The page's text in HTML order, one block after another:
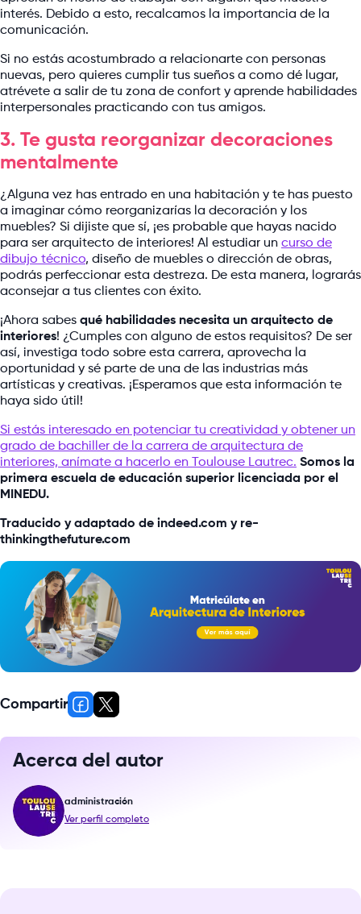
interés. Debido a esto, recalcamos la importancia de la
comunicación.
Si no estás acostumbrado a relacionarte con personas
nuevas, pero quieres cumplir tus sueños a como dé lugar,
atrévete a salir de tu zona de confort y aprende habilidades
interpersonales practicando con tus amigos.
3. Te gusta reorganizar decoraciones
mentalmente
¿Alguna vez has entrado en una habitación y te has puesto
a imaginar cómo reorganizarías la decoración y los
muebles? Si dijiste que sí, ¡es probable que hayas nacido
para ser arquitecto de interiores! Al estudiar un curso de
dibujo técnico, diseño de muebles o dirección de obras,
podrás perfeccionar esta destreza. De esta manera, lograrás
aconsejar a tus clientes con éxito.
¡Ahora sabes qué habilidades necesita un arquitecto de
interiores! ¿Cumples con alguno de estos requisitos? De ser
así, investiga todo sobre esta carrera, aprovecha la
oportunidad y sé parte de una de las industrias más
artísticas y creativas. ¡Esperamos que esta información te
haya sido útil!
Si estás interesado en potenciar tu creatividad y obtener un
grado de bachiller de la carrera de arquitectura de
interiores, anímate a hacerlo en Toulouse Lautrec. Somos la
primera escuela de educación superior licenciada por el
MINEDU.
Traducido y adaptado de indeed.com y re-
thinkingthefuture.com
Compartir
Acerca del autor
administración
Ver perfil completo